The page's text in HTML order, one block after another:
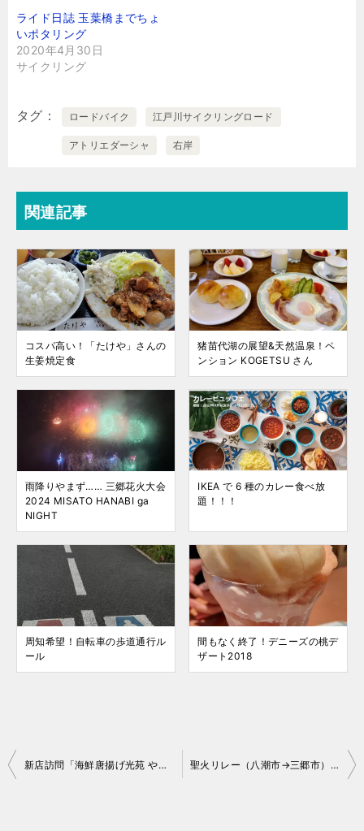
ライド日誌 玉葉橋までちょ
いポタリング
2020年4月30日
サイクリング
タグ ロードバイク 江戸川サイクリングロード
アトリエダーシャ 右岸
関連記事
コスパ高い！「たけや」さんの
生姜焼定食
猪苗代湖の展望&天然温泉！ペ
ンション KOGETSU さん
雨降りやまず…… 三郷花火大会
2024 MISATO HANABI ga
NIGHT
IKEA で 6 種のカレー食べ放
題！！！
周知希望！自転車の歩道通行ル
ール
間もなく終了！デニーズの桃デ
ザート2018
投
新店訪問「海鮮唐揚げ光苑 やそきち食堂」で金賞の唐揚げを 聖火リレー（八潮市→三郷市）に物申す！東京2020オリンピック